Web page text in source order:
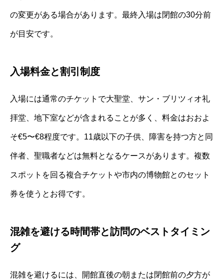
の変更がある場合があります。最終入場は閉館の30分前
が目安です。
入場料金と割引制度
入場には通常のチケットで大聖堂、サン・ブリツィオ礼
拝堂、地下室などが含まれることが多く、料金はおおよ
そ€5〜€8程度です。11歳以下の子供、障害を持つ方と同
伴者、聖職者などは無料となるケースがあります。複数
スポットを回る複合チケットや市内の博物館とのセット
券を使うとお得です。
混雑を避ける時間帯と訪問のベストタイミン
グ
混雑を避けるには、開館直後の朝または閉館前の夕方が